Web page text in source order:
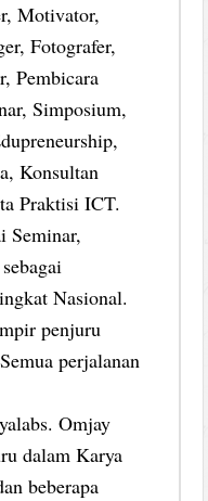
Motivator,
Fotografer,
Pembicara
Simposium,
Konsultan
Praktisi ICT.
Seminar,
Nasional.
penjuru
perjalanan
Omjay
dalam Karya
beberapa